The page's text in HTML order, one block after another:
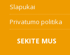
Slapukai
Privatumo politika
SEKITE MUS